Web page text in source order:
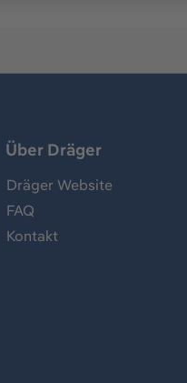
Über Dräger
Dräger Website
FAQ
Kontakt